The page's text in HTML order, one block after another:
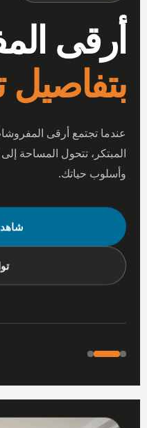
أرقى
بتفاصيل
عندما تجتمع أرقى
المبتكر، تتحول المساحة
وأسلوب حياتك.
شاهد